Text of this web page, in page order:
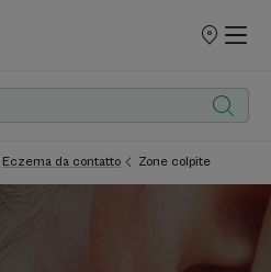
PUNTI
Eczema da contatto Zone colpite